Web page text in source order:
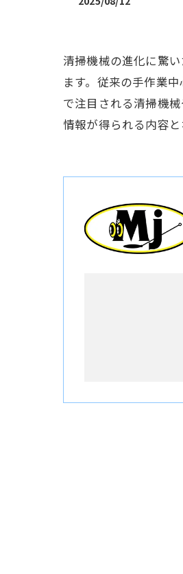
清掃機械の進化に驚
ます。従来の手作業
で注目される清掃機
情報が得られる内容と